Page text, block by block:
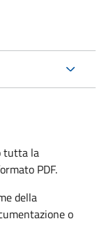
tutta la
PDF.
della
o